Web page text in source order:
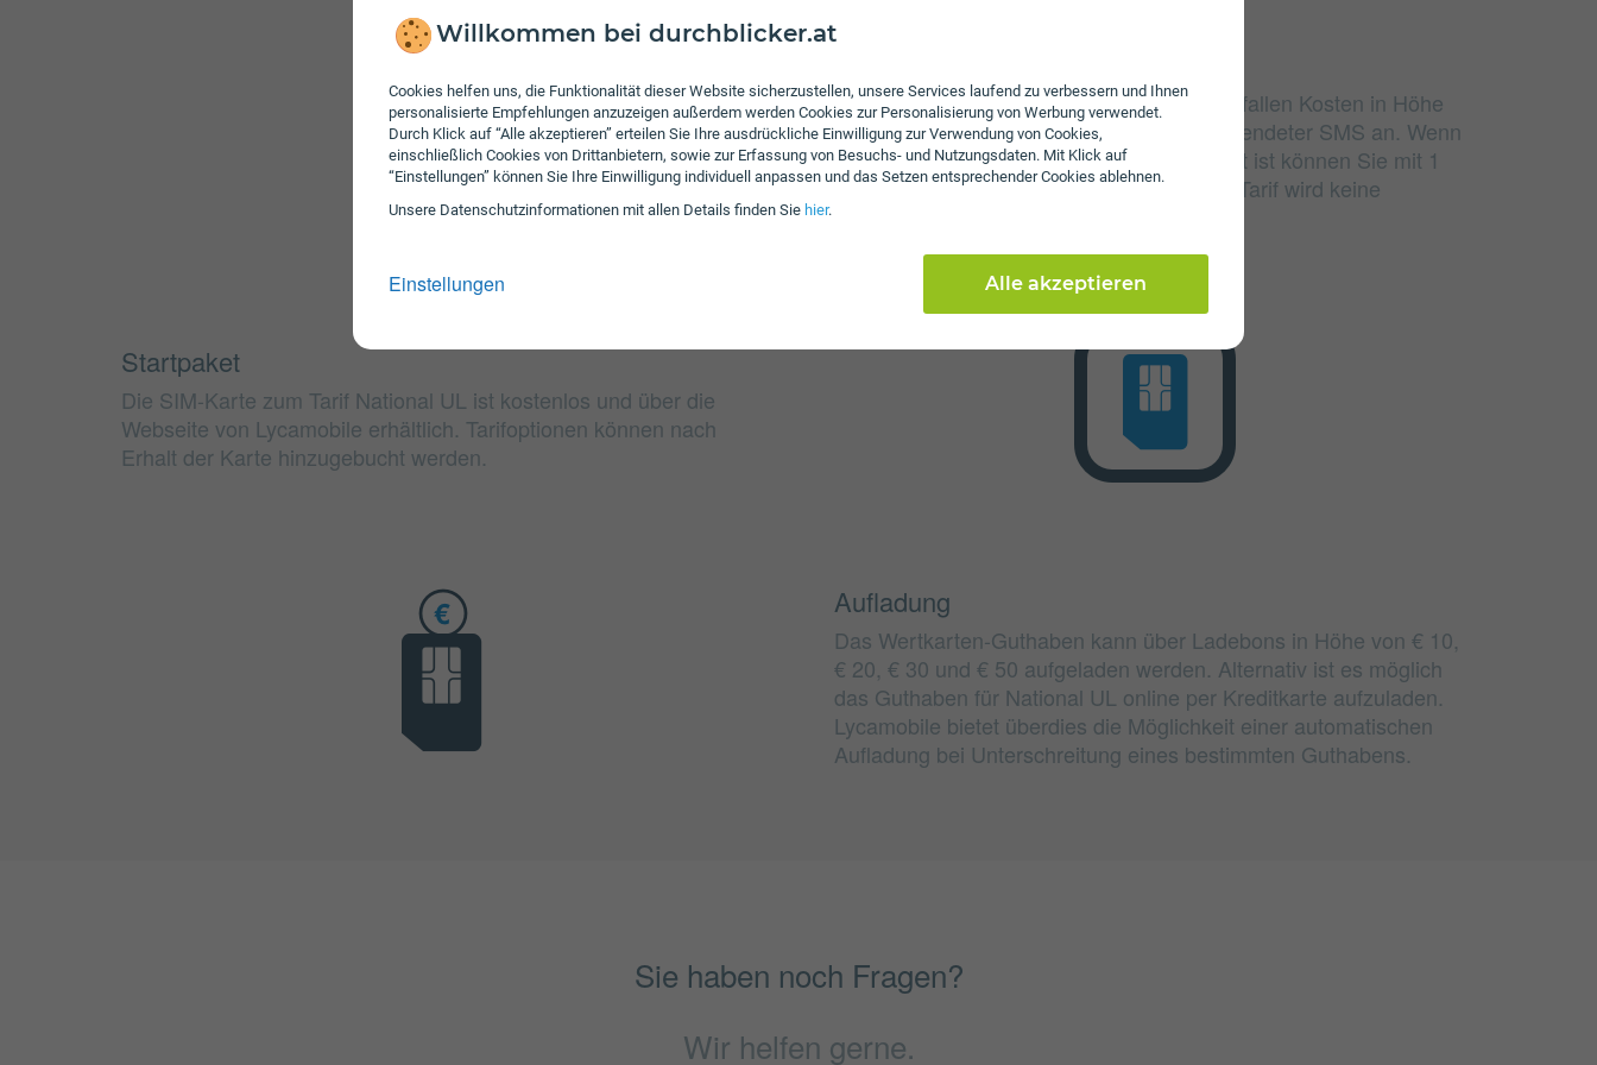
Willkommen bei durchblicker.at
Cookies helfen uns, die Funktionalität dieser Website sicherzustellen, unsere Services laufend zu verbessern und Ihnen
personalisierte Empfehlungen anzuzeigen außerdem werden Cookies zur Personalisierung von Werbung verwendet.
Durch Klick auf “Alle akzeptieren” erteilen Sie Ihre ausdrückliche Einwilligung zur Verwendung von Cookies,
einschließlich Cookies von Drittanbietern, sowie zur Erfassung von Besuchs- und Nutzungsdaten. Mit Klick auf
“Einstellungen” können Sie Ihre Einwilligung individuell anpassen und das Setzen entsprechender Cookies ablehnen.
Unsere Daten­schutz­informationen mit allen Details finden Sie hier.
Einstellungen Alle akzeptieren
Nach Verbrauch der inkludierten Einheiten fallen Kosten in Höhe
von 12 ct/€ pro Minute und 12 ct/€ pro versendeter SMS an. Wenn
das inkludierte Datenvolumen aufgebraucht ist können Sie mit 1
Mbit/s weitersurfen. Bei einem Wertkarten-Tarif wird keine
Startpaket
Die SIM-Karte zum Tarif National UL ist kostenlos und über die
Webseite von Lycamobile erhältlich. Tarifoptionen können nach
Erhalt der Karte hinzugebucht werden.
Aufladung
Das Wertkarten-Guthaben kann über Ladebons in Höhe von € 10,
€ 20, € 30 und € 50 aufgeladen werden. Alternativ ist es möglich
das Guthaben für National UL online per Kreditkarte aufzuladen.
Lycamobile bietet überdies die Möglichkeit einer automatischen
Aufladung bei Unterschreitung eines bestimmten Guthabens.
Sie haben noch Fragen?
Wir helfen gerne.